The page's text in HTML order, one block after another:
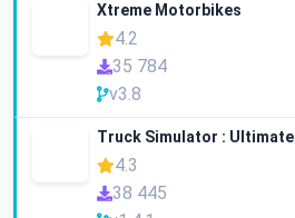
Xtreme Motorbikes
4.2
35 784
v3.8
Truck Simulator : Ultimate
4.3
38 445